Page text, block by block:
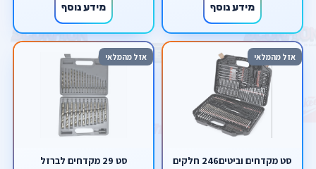
מידע נוסף מידע נוסף
אזל מהמלאי
סט מקדחים וביטים246 חלקים
אזל מהמלאי
סט 29 מקדחים לברזל